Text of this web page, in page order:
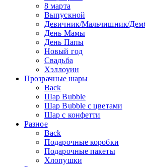
8 марта
Выпускной
Девичник/Мальчишник/
День Мамы
День Папы
Новый год
Свадьба
Хэллоуин
Прозрачные шары
Back
Шар Bubble
Шар Bubble с цветами
Шар с конфетти
Разное
Back
Подарочные коробки
Подарочные пакеты
Хлопушки